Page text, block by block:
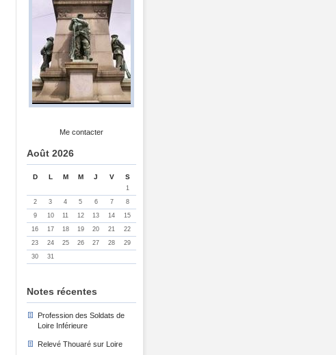
Me contacter
Août 2026
D L M M J V S
1
2
3 4 5 6 7
8
9
10 11 12 13 14
15
16
17 18 19 20 21
22
23
24 25 26 27 28
29
30
31
Notes récentes
Profession des Soldats de
Loire Inférieure
Relevé Thouaré sur Loire